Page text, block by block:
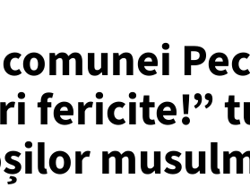
fericite!”